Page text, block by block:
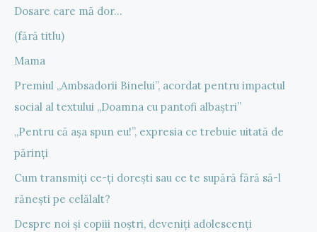
Dosare care mă dor…
(fără titlu)
Mama
Premiul „Ambsadorii Binelui”, acordat pentru impactul
social al textului „Doamna cu pantofi albaștri”
„Pentru că așa spun eu!”, expresia ce trebuie uitată de
părinți
Cum transmiți ce-ți dorești sau ce te supără fără să-l
rănești pe celălalt?
Despre noi și copiii noștri, deveniți adolescenți